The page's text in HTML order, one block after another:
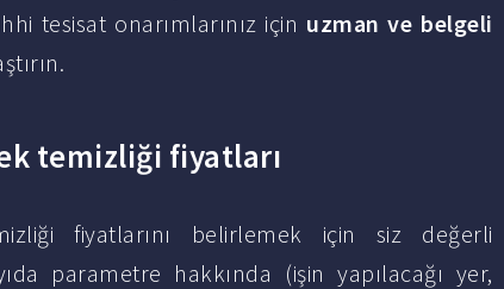
tesisat onarımlarınız için uzman ve belgeli
temizliği fiyatları
fiyatlarını belirlemek için siz değerli
parametre hakkında (işin yapılacağı yer,